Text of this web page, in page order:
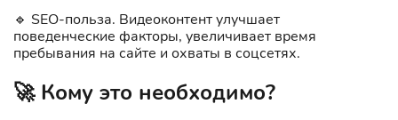
🔹 SEO-польза. Видеоконтент улучшает
поведенческие факторы, увеличивает время
пребывания на сайте и охваты в соцсетях.
🚀 Кому это необходимо?